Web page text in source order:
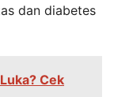
dan diabetes
Cek